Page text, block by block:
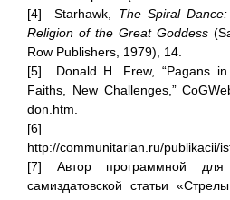
[4] Starhawk, The Spiral
Religion of the Great Goddess
Row Publishers, 1979), 14.
[5] Donald H. Frew, “Pagans in
Faiths, New Challenges,”
don.htm.
[6]
http://communitarian.ru/publikacii/
[7] Автор программной для
самиздатовской статьи